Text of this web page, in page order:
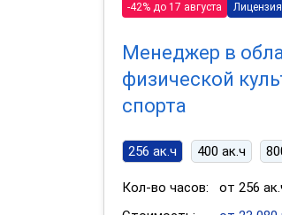
-42% до 17 августа Лицензия
Менеджер в
физической
спорта
256 ак.ч 400 ак.ч
Кол-во часов:
от 256